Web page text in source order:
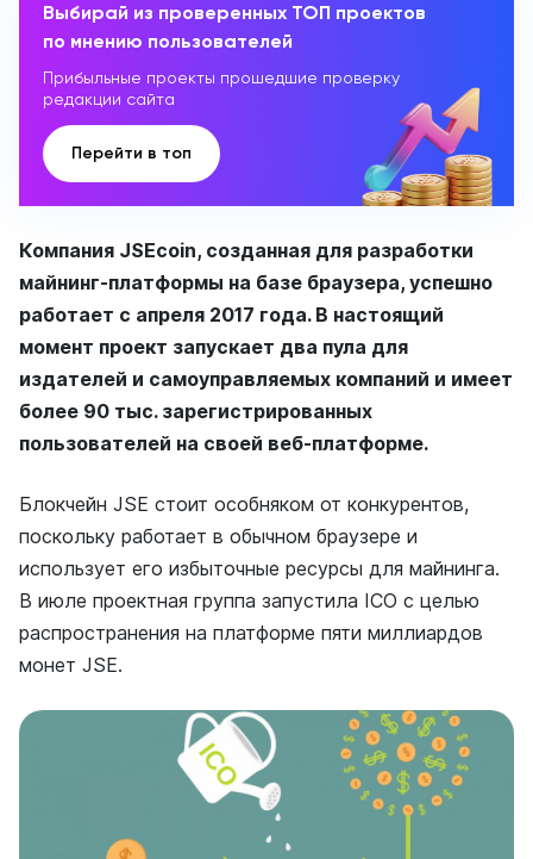
Выбирай из проверенных ТОП проектов
по мнению пользователей
Прибыльные проекты прошедшие проверку
редакции сайта
Перейти в топ
Компания JSEcoin, созданная для разработки
майнинг-платформы на базе браузера, успешно
работает с апреля 2017 года. В настоящий
момент проект запускает два пула для
издателей и самоуправляемых компаний и имеет
более 90 тыс. зарегистрированных
пользователей на своей веб-платформе.
Блокчейн JSE стоит особняком от конкурентов,
поскольку работает в обычном браузере и
использует его избыточные ресурсы для майнинга.
В июле проектная группа запустила ICO с целью
распространения на платформе пяти миллиардов
монет JSE.